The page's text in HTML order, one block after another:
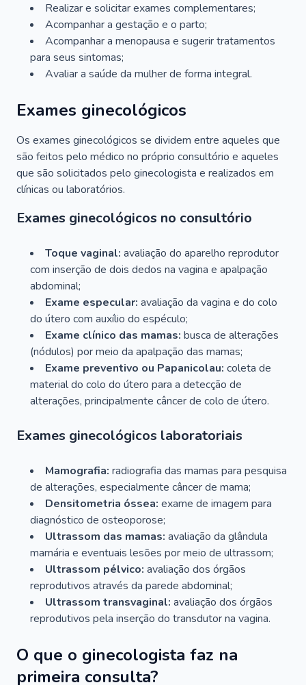
Realizar e solicitar exames complementares;
Acompanhar a gestação e o parto;
Acompanhar a menopausa e sugerir tratamentos
para seus sintomas;
Avaliar a saúde da mulher de forma integral.
Exames ginecológicos
Os exames ginecológicos se dividem entre aqueles que
são feitos pelo médico no próprio consultório e aqueles
que são solicitados pelo ginecologista e realizados em
clínicas ou laboratórios.
Exames ginecológicos no consultório
Toque vaginal: avaliação do aparelho reprodutor
com inserção de dois dedos na vagina e apalpação
abdominal;
Exame especular: avaliação da vagina e do colo
do útero com auxílio do espéculo;
Exame clínico das mamas: busca de alterações
(nódulos) por meio da apalpação das mamas;
Exame preventivo ou Papanicolau: coleta de
material do colo do útero para a detecção de
alterações, principalmente câncer de colo de útero.
Exames ginecológicos laboratoriais
Mamografia: radiografia das mamas para pesquisa
de alterações, especialmente câncer de mama;
Densitometria óssea: exame de imagem para
diagnóstico de osteoporose;
Ultrassom das mamas: avaliação da glândula
mamária e eventuais lesões por meio de ultrassom;
Ultrassom pélvico: avaliação dos órgãos
reprodutivos através da parede abdominal;
Ultrassom transvaginal: avaliação dos órgãos
reprodutivos pela inserção do transdutor na vagina.
O que o ginecologista faz na
primeira consulta?